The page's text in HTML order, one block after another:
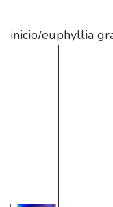
inicio/euphyllia